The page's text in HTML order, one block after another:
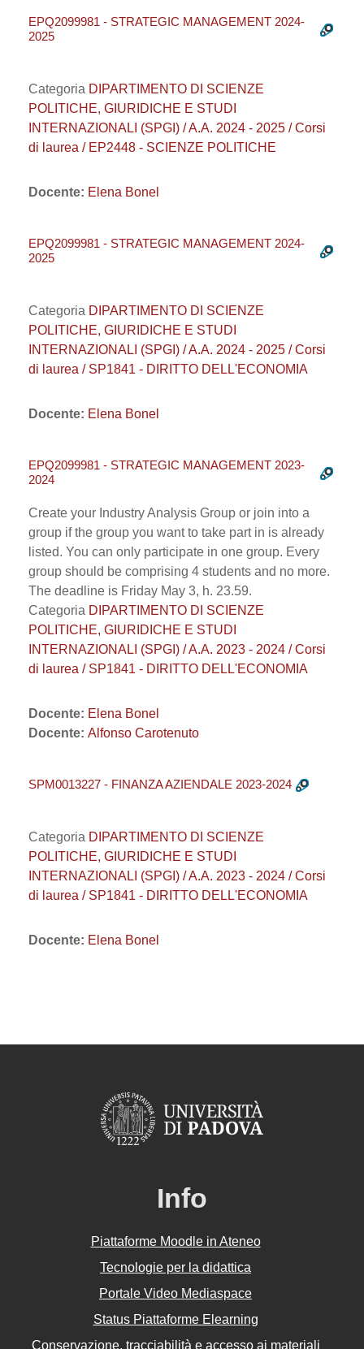
EPQ2099981 - STRATEGIC MANAGEMENT 2024-
2025
Categoria DIPARTIMENTO DI SCIENZE
POLITICHE, GIURIDICHE E STUDI
INTERNAZIONALI (SPGI) / A.A. 2024 - 2025 / Corsi
di laurea / EP2448 - SCIENZE POLITICHE
Docente: Elena Bonel
EPQ2099981 - STRATEGIC MANAGEMENT 2024-
2025
Categoria DIPARTIMENTO DI SCIENZE
POLITICHE, GIURIDICHE E STUDI
INTERNAZIONALI (SPGI) / A.A. 2024 - 2025 / Corsi
di laurea / SP1841 - DIRITTO DELL'ECONOMIA
Docente: Elena Bonel
EPQ2099981 - STRATEGIC MANAGEMENT 2023-
2024
Create your Industry Analysis Group or join into a
group if the group you want to take part in is already
listed. You can only participate in one group. Every
group should be comprising 4 students and no more.
The deadline is Friday May 3, h. 23.59.
Categoria DIPARTIMENTO DI SCIENZE
POLITICHE, GIURIDICHE E STUDI
INTERNAZIONALI (SPGI) / A.A. 2023 - 2024 / Corsi
di laurea / SP1841 - DIRITTO DELL'ECONOMIA
Docente: Elena Bonel
Docente: Alfonso Carotenuto
SPM0013227 - FINANZA AZIENDALE 2023-2024
Categoria DIPARTIMENTO DI SCIENZE
POLITICHE, GIURIDICHE E STUDI
INTERNAZIONALI (SPGI) / A.A. 2023 - 2024 / Corsi
di laurea / SP1841 - DIRITTO DELL'ECONOMIA
Docente: Elena Bonel
Info
Piattaforme Moodle in Ateneo
Tecnologie per la didattica
Portale Video Mediaspace
Status Piattaforme Elearning
Conservazione, tracciabilità e accesso ai materiali